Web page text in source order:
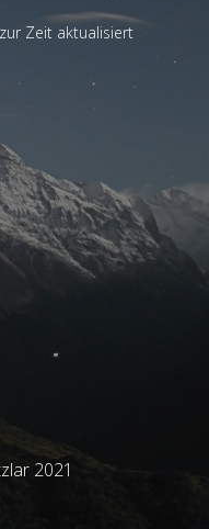
Zeit aktualisiert
2021